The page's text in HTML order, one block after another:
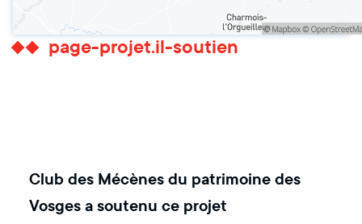
page-projet.il-soutien
Club des Mécènes du patrimoine des
Vosgesa soutenu ce projet